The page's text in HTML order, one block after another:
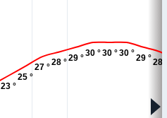
23 °
25 °
27 °28 °29 °30 °30 °30 °29 °28